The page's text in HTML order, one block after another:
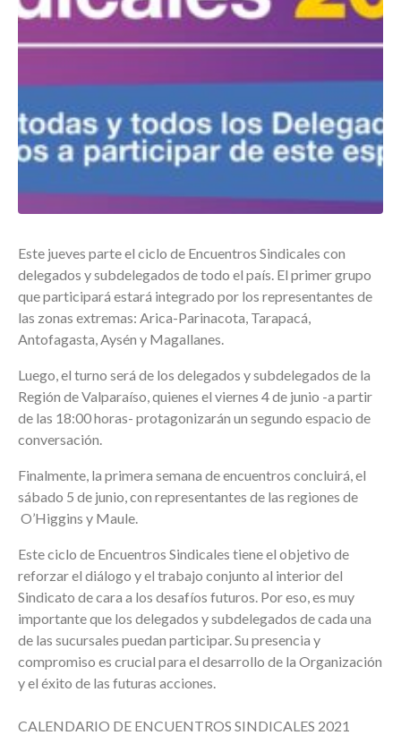
Este jueves parte el ciclo de Encuentros Sindicales con
delegados y subdelegados de todo el país. El primer grupo
que participará estará integrado por los representantes de
las zonas extremas: Arica-Parinacota, Tarapacá,
Antofagasta, Aysén y Magallanes.
Luego, el turno será de los delegados y subdelegados de la
Región de Valparaíso, quienes el viernes 4 de junio -a partir
de las 18:00 horas- protagonizarán un segundo espacio de
conversación.
Finalmente, la primera semana de encuentros concluirá, el
sábado 5 de junio, con representantes de las regiones de
O’Higgins y Maule.
Este ciclo de Encuentros Sindicales tiene el objetivo de
reforzar el diálogo y el trabajo conjunto al interior del
Sindicato de cara a los desafíos futuros. Por eso, es muy
importante que los delegados y subdelegados de cada una
de las sucursales puedan participar. Su presencia y
compromiso es crucial para el desarrollo de la Organización
y el éxito de las futuras acciones.
CALENDARIO DE ENCUENTROS SINDICALES 2021